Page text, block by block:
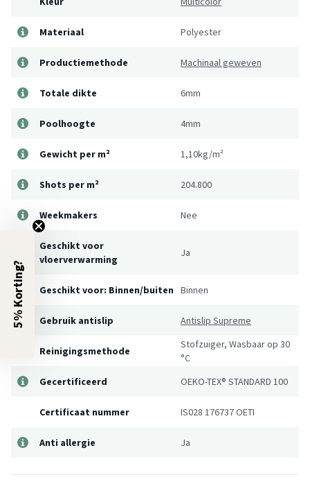
Materiaal Polyester
Productiemethode Machinaal geweven
Totale dikte 6mm
Poolhoogte 4mm
Gewicht per m² 1,10kg/m²
Shots per m² 204.800
Weekmakers Nee
Geschikt voor
vloerverwarming
Ja
Geschikt voor: Binnen/buiten Binnen
Gebruik antislip Antislip Supreme
Reinigingsmethode
Stofzuiger, Wasbaar op 30
°C
Gecertificeerd
OEKO-TEX® STANDARD 100
Certificaat nummer IS028 176737 OETI
Anti allergie Ja
5% Korting?